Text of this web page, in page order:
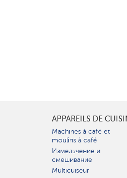
APPAREILS DE
Machines à café et
moulins à café
Измельчение и
смешивание
Multicuiseur